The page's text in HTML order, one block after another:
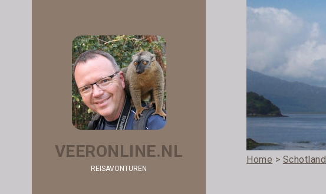
VEERONLINE.NL
REISAVONTUREN
Home > Schotland